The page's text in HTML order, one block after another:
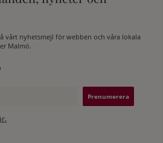
vårt nyhetsmejl för webben och våra lokala
Malmö.
på: